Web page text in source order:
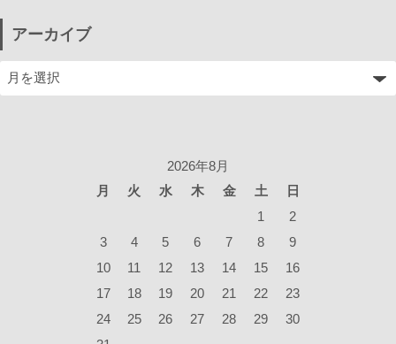
アーカイブ
2026年8月
月
火 水 木 金 土
日
1
2
3
4 5 6 7 8
9
10
11 12 13 14 15
16
17
18 19 20 21 22
23
24
25 26 27 28 29
30